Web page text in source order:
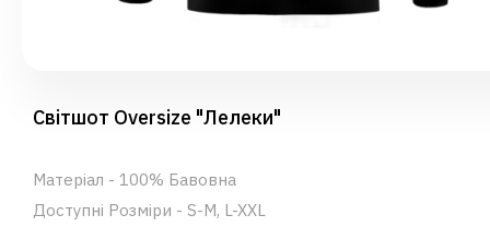
Світшот Oversize "Лелеки"
Матеріал - 100% Бавовна
Доступні Розміри - S-M, L-XXL